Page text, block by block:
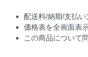
配送料/納期/支払い
価格表を全画面表
この商品について